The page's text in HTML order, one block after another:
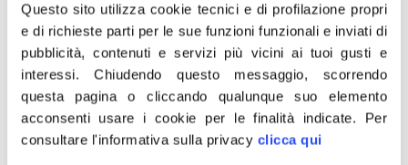
Questo sito utilizza cookie tecnici e di profilazione propri
e di richieste parti per le sue funzioni funzionali e inviati di
pubblicità, contenuti e servizi più vicini ai tuoi gusti e
interessi.Chiudendo questo messaggio, scorrendo
questa pagina o cliccando qualunque suo elemento
acconsenti usare i cookie per le finalità indicate. Per
consultare l'informativa sulla privacy clicca qui
di trasporto aereo nazionale. Solo se il governo ha
deciso davvero di tutelare l’interesse della Nazione e se
saranno stati tutelati tutti gli asset strategici del nostro
trasporto aereo e il brand Alitalia rimarrà saldo al suo
posto sarà stata una buona trattativa. Dopo l’atteso
annuncio da parte dell’UE, mi aspetto che il Ministro